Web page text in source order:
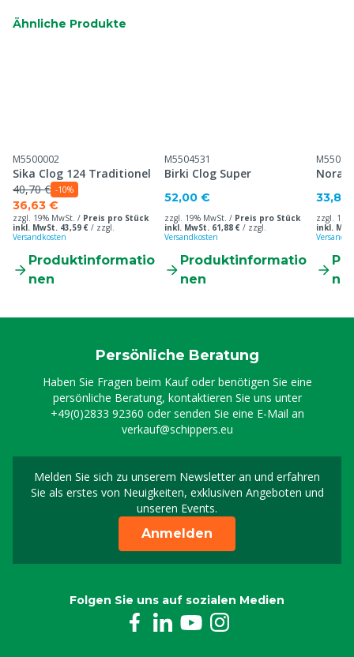
Ähnliche Produkte
M5500002
Sika Clog 124 Traditionel
40,70 € -10%
36,63 €
zzgl. 19% MwSt. / Preis pro Stück
inkl. MwSt. 43,59 € / zzgl.
Versandkosten
Produktinformatio
nen
M5504531
Birki Clog Super
52,00 €
zzgl. 19% MwSt. / Preis pro Stück
inkl. MwSt. 61,88 € / zzgl.
Versandkosten
Produktinformatio
nen
Nora
33,80
zzgl.
inkl.
Persönliche Beratung
Haben Sie Fragen beim Kauf oder benötigen Sie eine
persönliche Beratung, kontaktieren Sie uns unter
+49(0)2833 92360 oder senden Sie eine E-Mail an
verkauf@schippers.eu
Melden Sie sich zu unserem Newsletter an und erfahren
Sie als erstes von Neuigkeiten, exklusiven Angeboten und
unseren Events.
Melden Sie sich für
Anmelden
Folgen Sie uns auf sozialen Medien